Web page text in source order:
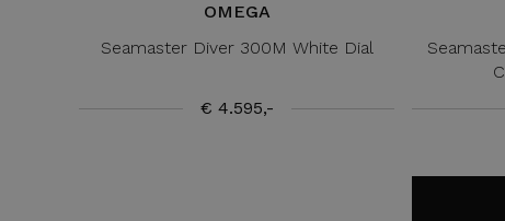
OMEGA
Seamaster Diver 300M White Dial
€ 4.595,-